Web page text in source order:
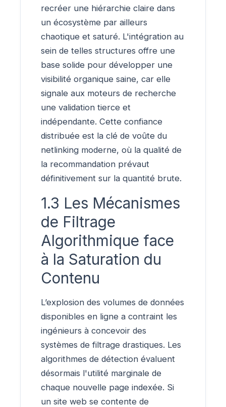
recréer une hiérarchie claire dans
un écosystème par ailleurs
chaotique et saturé. L'intégration au
sein de telles structures offre une
base solide pour développer une
visibilité organique saine, car elle
signale aux moteurs de recherche
une validation tierce et
indépendante. Cette confiance
distribuée est la clé de voûte du
netlinking moderne, où la qualité de
la recommandation prévaut
définitivement sur la quantité brute.
1.3 Les Mécanismes
de Filtrage
Algorithmique face
à la Saturation du
Contenu
L’explosion des volumes de données
disponibles en ligne a contraint les
ingénieurs à concevoir des
systèmes de filtrage drastiques. Les
algorithmes de détection évaluent
désormais l'utilité marginale de
chaque nouvelle page indexée. Si
un site web se contente de